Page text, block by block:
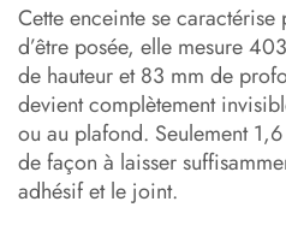
Cette enceinte se
d’être posée, elle mesure
de hauteur et 83 mm de
devient complètement
ou au plafond. Seulement
de façon à laisser
adhésif et le joint.